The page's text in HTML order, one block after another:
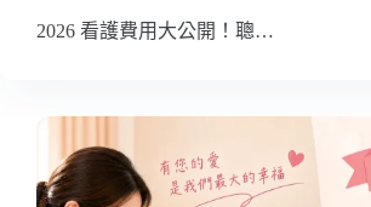
2026 看護費用大公開！聰…